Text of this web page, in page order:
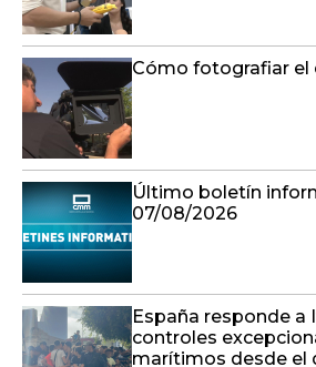
Cómo fotografiar el
Último boletín
07/08/2026
España responde a
controles
marítimos desde el